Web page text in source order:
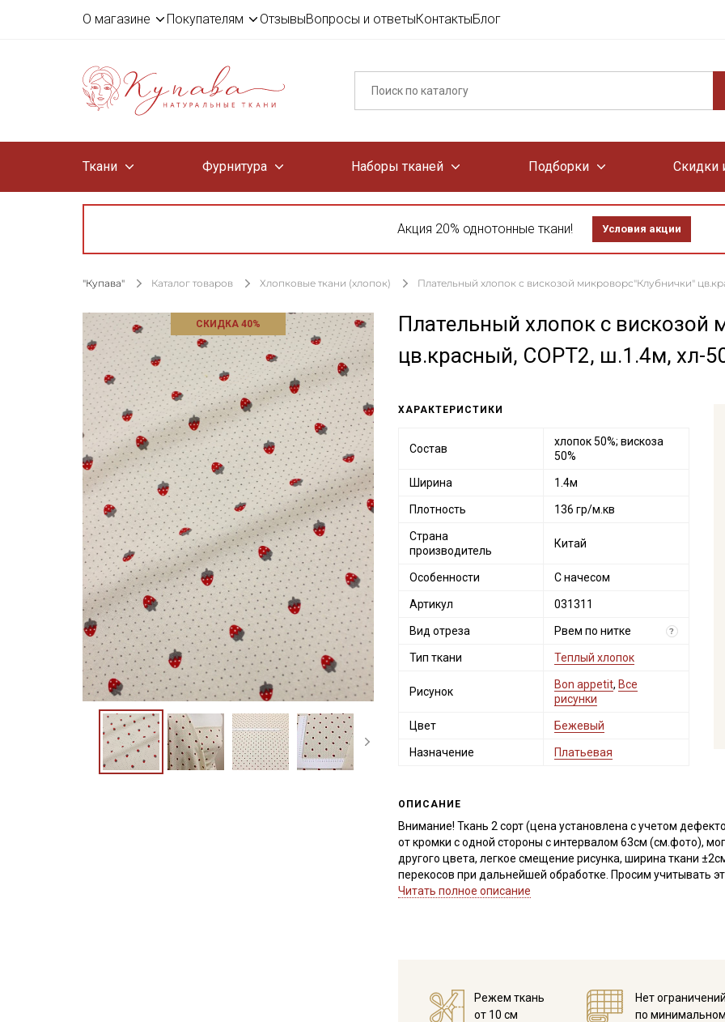
О магазине Покупателям ОтзывыВопросы и ответыКонтактыБлог
Ткани Фурнитура Наборы тканей Подборки Скидки
Акция 20% однотонные ткани! Условия акции
"Купава" Каталог товаров Хлопковые ткани (хлопок) Плательный хлопок с вискозой микроворс"Клубнички"
СКИДКА 40%
Плательный хлопок с вискозой
цв.красный, СОРТ2, ш.1.4м, хл-
ХАРАКТЕРИСТИКИ
Состав
хлопок 50%; вискоза
50%
Ширина 1.4м
Плотность 136 гр/м.кв
Страна
производитель
Китай
Особенности С начесом
Артикул 031311
Вид отреза Рвем по нитке ?
Тип ткани Теплый хлопок
Рисунок
Bon appetit, Все
рисунки
Цвет Бежевый
Назначение Платьевая
ОПИСАНИЕ
Внимание! Ткань 2 сорт (цена установлена с учетом
от кромки с одной стороны с интервалом 63см (см.фото),
другого цвета, легкое смещение рисунка, ширина ткани
перекосов при дальнейшей обработке. Просим учитывать
высушите в 1 слой и прогладьте с осторожностью с
прополоскать до прозрачной воды.
Читать полное описание
Режем ткань
от 10 см
Нет ограничений
по